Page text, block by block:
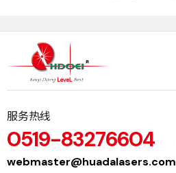
服务热线
0519-83276604
webmaster@huadalasers.com